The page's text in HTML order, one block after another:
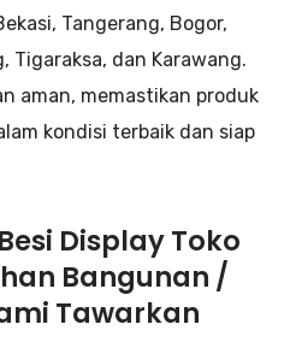
Tangerang, Bogor,
Tigaraksa, dan Karawang.
aman, memastikan produk
kondisi terbaik dan siap
Display Toko
Bangunan /
Tawarkan